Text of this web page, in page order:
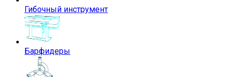
Гибочный инструмент
Барфидеры